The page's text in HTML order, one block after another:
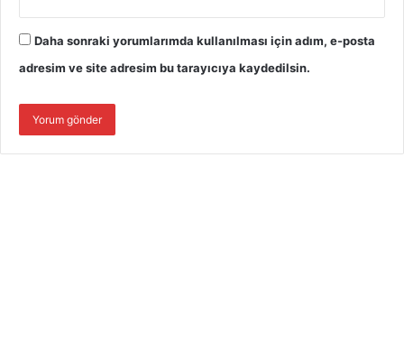
Daha sonraki yorumlarımda kullanılması için adım, e-posta
adresim ve site adresim bu tarayıcıya kaydedilsin.